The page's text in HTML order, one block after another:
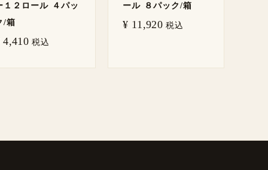
１２ロール ４パッ
/箱
4,410 税込
ール ８パック/箱
¥ 11,920 税込